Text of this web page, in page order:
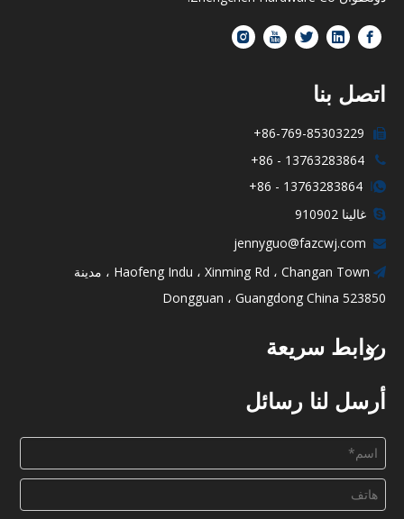
اتصل بنا



 غالينا 910902

jennyguo@fazcwj.com

Haofeng Indu ، Xinming Rd ، Changan Town ، مدينة
Dongguan ، Guangdong China 523850
روابط سريعة
أرسل لنا رسائل